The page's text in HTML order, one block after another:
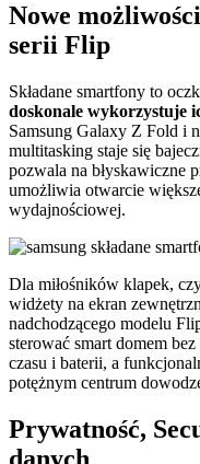
Nowe
serii Flip
Składane smartfony to
doskonale wykorzystuje
Samsung Galaxy Z Fold i
multitasking staje się
pozwala na błyskawiczne
umożliwia otwarcie
wydajnościowej.
Dla miłośników klapek,
widżety na ekran
nadchodzącego modelu
sterować smart domem
czasu i baterii, a
potężnym centrum
Prywatność,